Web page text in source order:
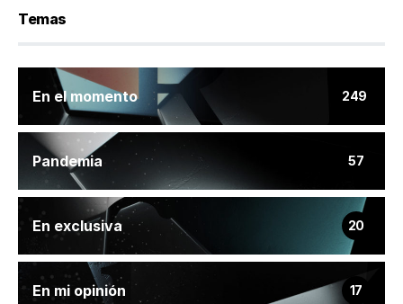
Temas
En el momento 249
Pandemia 57
En exclusiva 20
En mi opinión 17